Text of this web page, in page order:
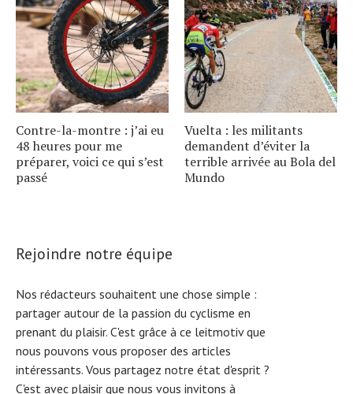
Contre-la-montre : j’ai eu
48 heures pour me
préparer, voici ce qui s’est
passé
Vuelta : les militants
demandent d’éviter la
terrible arrivée au Bola del
Mundo
Rejoindre notre équipe
Nos rédacteurs souhaitent une chose simple :
partager autour de la passion du cyclisme en
prenant du plaisir. C'est grâce à ce leitmotiv que
nous pouvons vous proposer des articles
intéressants. Vous partagez notre état d'esprit ?
C'est avec plaisir que nous vous invitons à